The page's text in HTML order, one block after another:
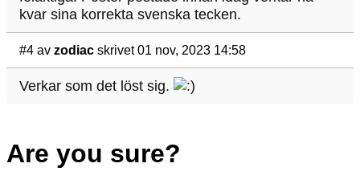
kvar sina korrekta svenska tecken.
#4 av zodiac skrivet 01 nov, 2023 14:58
Verkar som det löst sig.
Are you sure?